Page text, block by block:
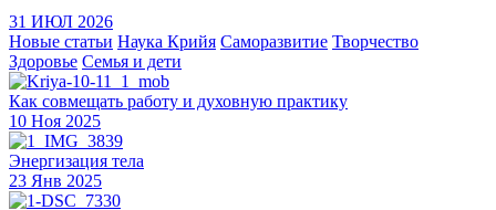
31 ИЮЛ 2026
Новые статьи Наука Крийя Саморазвитие Творчество
Здоровье Семья и дети
Как совмещать работу и духовную практику
10 Ноя 2025
Энергизация тела
23 Янв 2025